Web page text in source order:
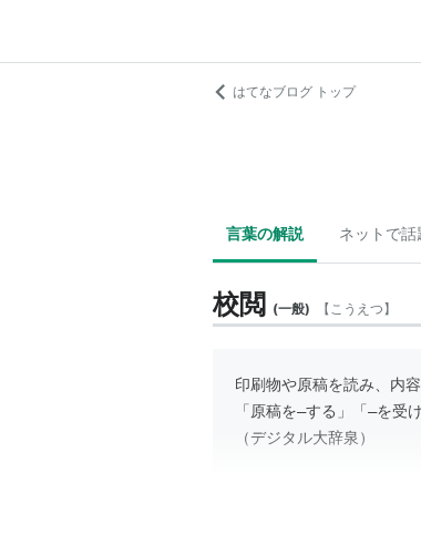
はてなブログ トップ
言葉の解説 ネットで話
校閲 (一般) 【こうえつ】
印刷物や原稿を読み、内
「原稿を―する」「―を受け
（デジタル大辞泉 ）